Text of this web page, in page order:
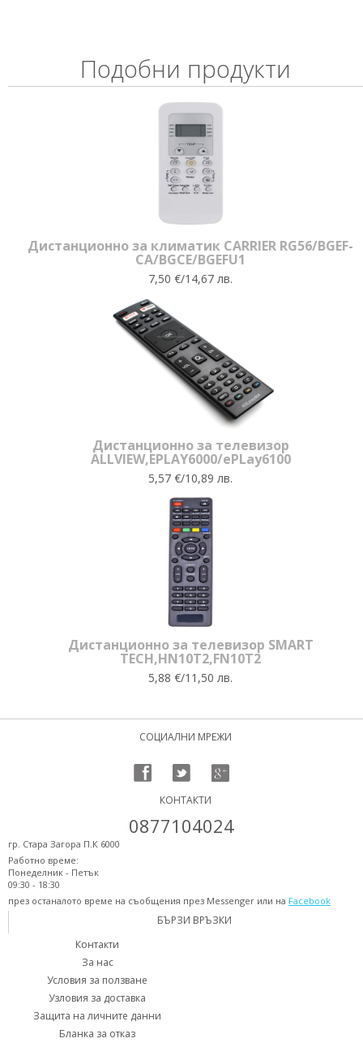
Подобни продукти
Дистанционно за климатик CARRIER RG56/BGEF-
CA/BGCE/BGEFU1
7,50 €/14,67 лв.
Дистанционно за телевизор
ALLVIEW,EPLAY6000/ePLay6100
5,57 €/10,89 лв.
Дистанционно за телевизор SMART
TECH,HN10T2,FN10T2
5,88 €/11,50 лв.
СОЦИАЛНИ МРЕЖИ
КОНТАКТИ
0877104024
гр. Стара Загора П.К 6000
Работно време:
Понеделник - Петък
09:30 - 18:30
през останалото време на съобщения през Messenger или на Facebook
БЪРЗИ ВРЪЗКИ
Контакти
За нас
Условия за ползване
Узловия за доставка
Защита на личните данни
Бланка за отказ